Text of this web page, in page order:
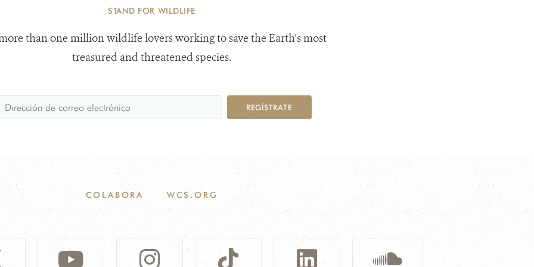
STAND FOR WILDLIFE
than one million wildlife lovers working to save the Earth's most
treasured and threatened species.
REGÍSTRATE
COLABORA WCS.ORG